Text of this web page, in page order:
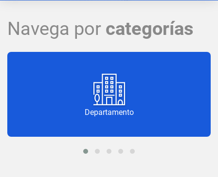
Navega por categorías
Departamento